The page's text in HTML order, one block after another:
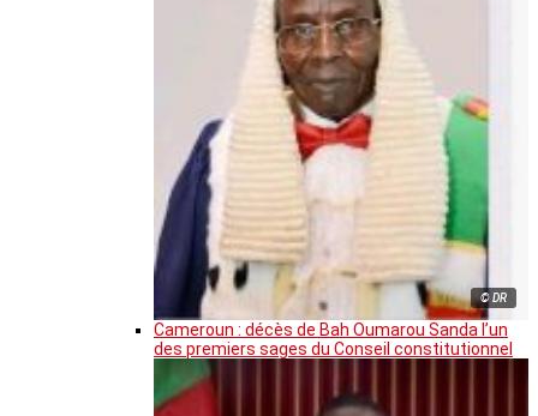
© DR
Cameroun : décès de Bah Oumarou Sanda l’un
des premiers sages du Conseil constitutionnel